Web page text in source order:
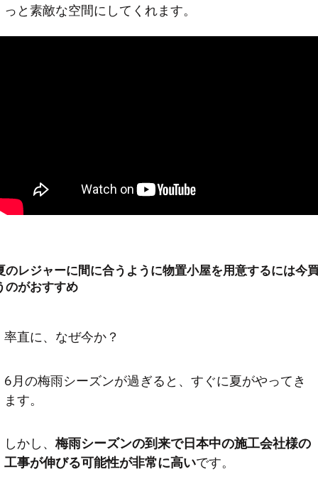
っと素敵な空間にしてくれます。
のレジャーに間に合うように物置小屋を用意するには今
のがおすすめ
率直に、なぜ今か？
6月の梅雨シーズンが過ぎると、すぐに夏がやってき
ます。
しかし、梅雨シーズンの到来で日本中の施工会社様の
工事が伸びる可能性が非常に高いです。